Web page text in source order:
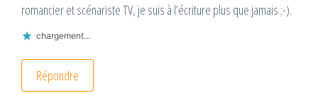
romancier et scénariste TV, je suis à l’écriture plus que jamais ;-).
chargement…
Répondre